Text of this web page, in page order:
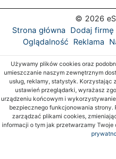
© 2026
Strona główna Dodaj
Oglądalność Reklama
Używamy plików cookies oraz
umieszczanie naszym zewnętrznym
usług, reklamy, statystyk.
ustawień przeglądarki, wyrażasz
urządzeniu końcowym i
bezpiecznego funkcjonowania strony.
zarządzać plikami cookies,
informacji o tym jak przetwarzamy